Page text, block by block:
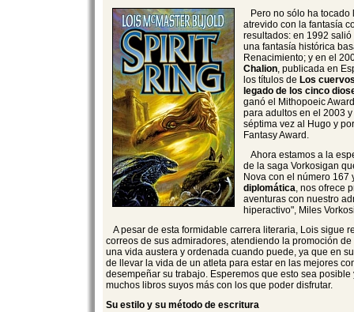
Pero no sólo ha tocado
atrevido con la fantasía
resultados: en 1992
una fantasía histórica
Renacimiento; y en el
Chalion, publicada en
los títulos de Los
legado de los cinco
ganó el Mithopoeic
para adultos en el 2003
séptima vez al Hugo y
Fantasy Award.
Ahora estamos a la
de la saga Vorkosigan
Nova con el número 167
diplomática, nos ofrece
aventuras con nuestro
hiperactivo", Miles
A pesar de esta formidable carrera literaria, Lois sigue
correos de sus admiradores, atendiendo la promoción
una vida austera y ordenada cuando puede, ya que en
de llevar la vida de un atleta para estar en las mejores
desempeñar su trabajo. Esperemos que esto sea
muchos libros suyos más con los que poder disfrutar.
Su estilo y su método de escritura